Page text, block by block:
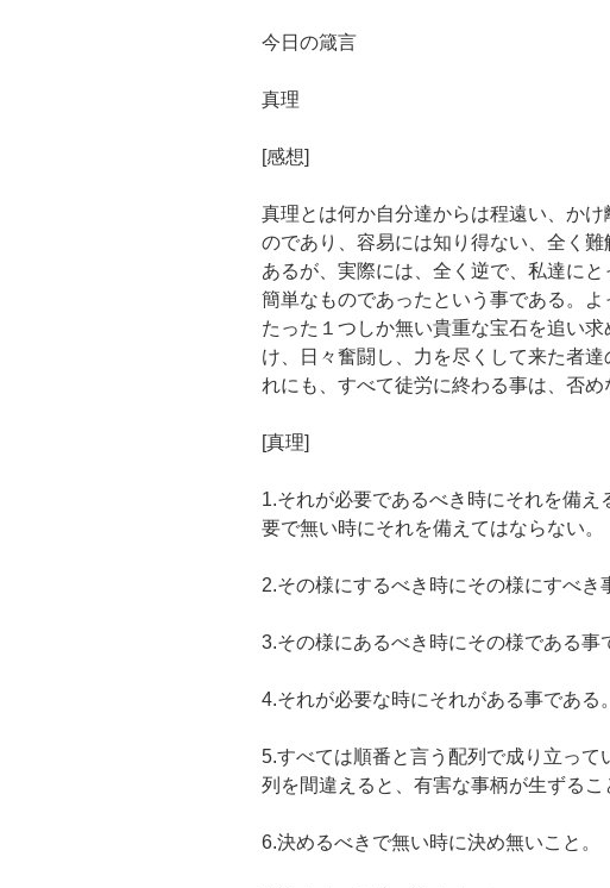
今日の箴言
真理
[感想]
真理とは何か自分達からは程遠い、か
のであり、容易には知り得ない、全く
あるが、実際には、全く逆で、私達に
簡単なものであったという事である。
たった１つしか無い貴重な宝石を追い
け、日々奮闘し、力を尽くして来た者
れにも、すべて徒労に終わる事は、否め
[真理]
1.それが必要であるべき時にそれを備
要で無い時にそれを備えてはならない。
2.その様にするべき時にその様にすべき
3.その様にあるべき時にその様である事
4.それが必要な時にそれがある事である。
5.すべては順番と言う配列で成り立っ
列を間違えると、有害な事柄が生ずるこ
6.決めるべきで無い時に決め無いこと。